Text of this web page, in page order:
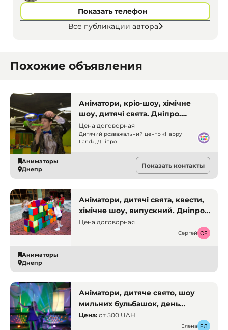
Показать телефон
Все публикации автора
Похожие объявления
Аніматори, кріо-шоу, хімічне
шоу, дитячі свята. Дніпро.
Аніматори
Цена договорная
Дитячий розважальний центр «Happy
Land», Дніпро
Аниматоры
Днепр
Показать контакты
Аніматори, дитячі свята, квести,
хімічне шоу, випускний. Дніпро.
Аніматори
Цена договорная
Сергей
Аниматоры
Днепр
Аніматори, дитяче свято, шоу
мильних бульбашок, день
народження. Кривий Ріг
Цена: от 500 UAH
Елена